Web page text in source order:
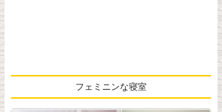
フェミニンな寝室